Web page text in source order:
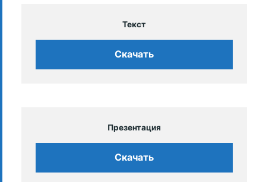
Текст
Скачать
Презентация
Скачать